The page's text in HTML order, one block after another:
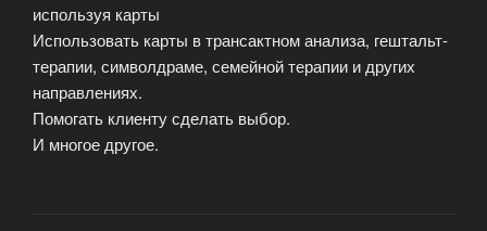
используя карты
Использовать карты в трансактном анализа, гештальт-
терапии, символдраме, семейной терапии и других
направлениях.
Помогать клиенту сделать выбор.
И многое другое.